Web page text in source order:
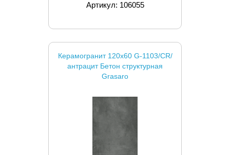
Артикул: 106055
Керамогранит 120x60 G-1103/CR/
антрацит Бетон структурная
Grasaro